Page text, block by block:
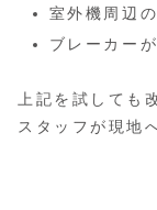
室外機周辺
ブレーカー
上記を試しても
スタッフが現地